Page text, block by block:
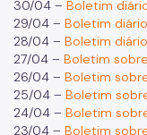
30/04 – Boletim
29/04 – Boletim
28/04 – Boletim
27/04 – Boletim
26/04 – Boletim
25/04 – Boletim
24/04 – Boletim
23/04 – Boletim